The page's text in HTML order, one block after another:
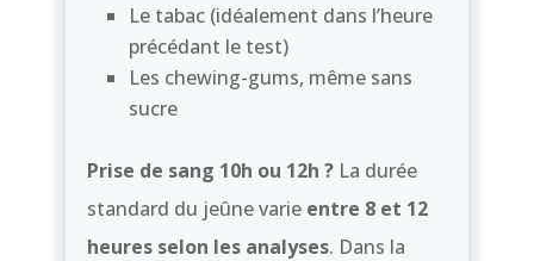
Le tabac (idéalement dans l’heure
précédant le test)
Les chewing-gums, même sans
sucre
Prise de sang 10h ou 12h ? La durée
standard du jeûne varieentre 8 et 12
heures selon les analyses. Dans la